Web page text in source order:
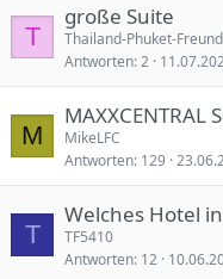
T
große Suite
Thailand-Phuket-Freund
Antworten 2
M
MikeLFC
Antworten 129
T
Welches Hotel
TF5410
Antworten 12